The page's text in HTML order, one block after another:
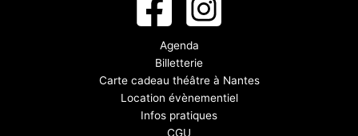
Agenda
Billetterie
Carte cadeau théâtre à Nantes
Location évènementiel
Infos pratiques
CGU